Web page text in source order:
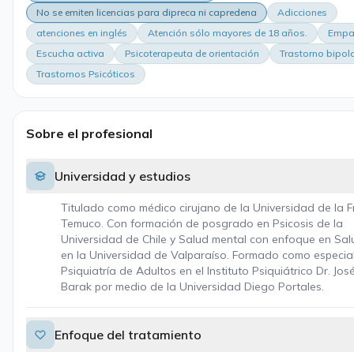
No se emiten licencias para dipreca ni capredena
Adicciones
atenciones en inglés
Atención sólo mayores de 18 años.
Escucha activa
Psicoterapeuta de orientación
Trastorno
Trastornos Psicóticos
Sobre el profesional
Universidad y estudios
Titulado como médico cirujano de la Universidad de la
Temuco. Con formación de posgrado en Psicosis de la
Universidad de Chile y Salud mental con enfoque en
en la Universidad de Valparaíso. Formado como
Psiquiatría de Adultos en el Instituto Psiquiátrico Dr.
Barak por medio de la Universidad Diego Portales.
Enfoque del tratamiento